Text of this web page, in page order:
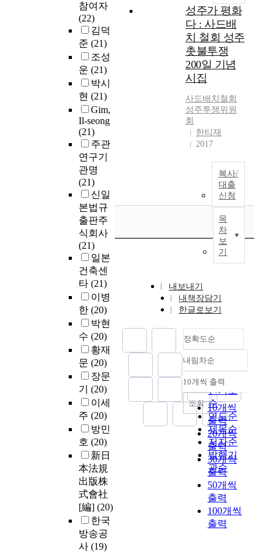
참여자
(22)
김덕
준 (21)
조성
운 (21)
박시
현 (21)
Gim,
Il-seong
(21)
주관
연구기
관명
(21)
신일
본법규
출판주
식회사
(21)
일본
건축센
타 (21)
이병
한 (20)
박현
수 (20)
황재
문 (20)
장문
기 (20)
이세
주 (20)
방민
호 (20)
新日
本法規
出版株
式會社
[編] (20)
한국
방송공
사 (19)
성주가 평화
다 : 사드배
치 철회 성주
촛불투쟁
200일 기념
시집
사드배치철회
성주투쟁위원
회
한티재
2017
복사/
대출
신청
목
차
보
기
내보내기
내책장담기
한글로보기
정확도순
정확도
순
인기도
순
연도순
제목순
저자순
발행기
관순
내림차순
내림차순
10개씩 출력
10개씩
출력
20개씩
출력
30개씩
출력
50개씩
출력
100개씩
출력
조회